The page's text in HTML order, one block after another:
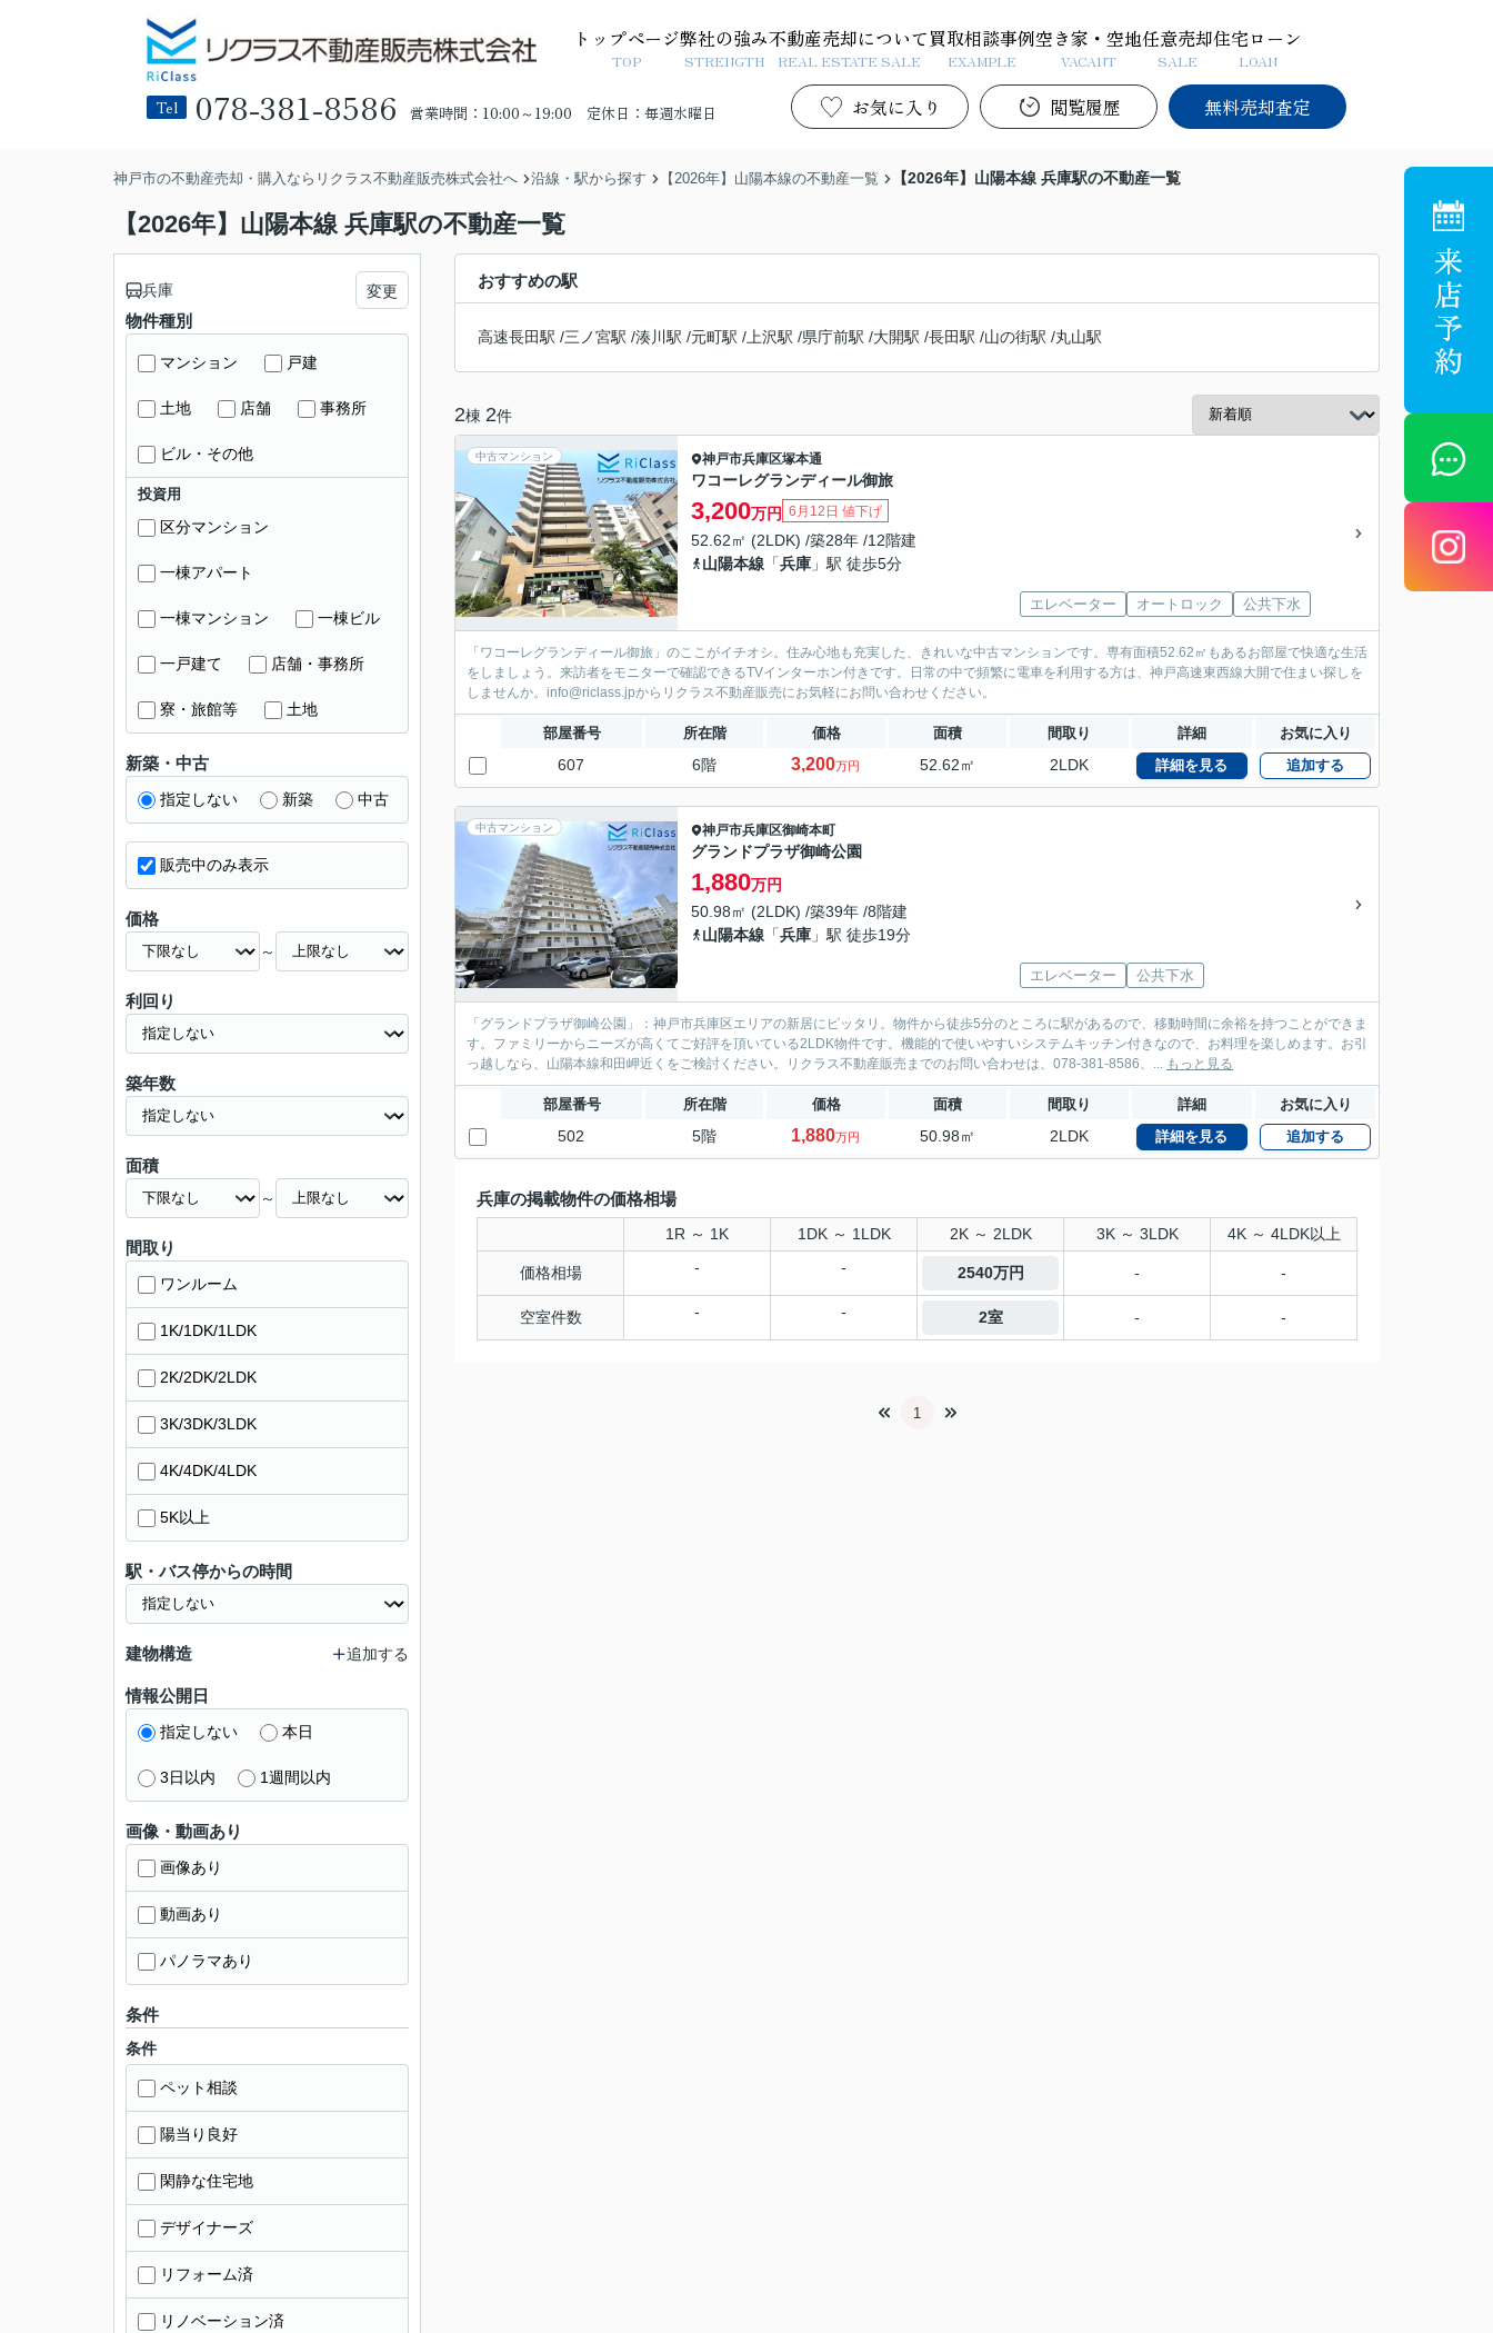
トップページ
TOP
弊社の強み
STRENGTH
不動産売却について
REAL ESTATE SALE
買取相談事例
EXAMPLE
空き家・空地
VACANT
任意売却
SALE
住宅ローン
LOAN
Tel 078-381-8586 営業時間：10:00～19:00 定休日：毎週水曜日 お気に入り 閲覧履歴 無料売却査定
神戸市の不動産売却・購入ならリクラス不動産販売株式会社へ 沿線・駅から探す 【2026年】山陽本線の不動産一覧 【2026年】山陽本線 兵庫駅の不動産一覧
【2026年】山陽本線 兵庫駅の不動産一覧
おすすめの駅
高速長田駅 /三ノ宮駅 /湊川駅 /元町駅 / 上沢駅 /県庁前駅 /大開駅 /長田駅 /山の街駅 /丸山駅
2棟 2件
中古マンション 神戸市兵庫区塚本通
ワコーレグランディール御旅
3,200万円 6月12日 値下げ
52.62㎡ (2LDK) /築28年 /12階建
山陽本線 「兵庫 」駅 徒歩5分
エレベーター オートロック 公共下水
「ワコーレグランディール御旅」のここがイチオシ。住み心地も充実した、きれいな中古マンションです。専有面積52.62㎡もあるお部屋で快適な生活
をしましょう。来訪者をモニターで確認できるTVインターホン付きです。日常の中で頻繁に電車を利用する方は、神戸高速東西線大開で住まい探しを
しませんか。info@riclass.jpからリクラス不動産販売にお気軽にお問い合わせください。
部屋番号 所在階 価格 面積 間取り 詳細 お気に入り
607 6階 3,200万円 52.62㎡ 2LDK 詳細を見る 追加する
中古マンション 神戸市兵庫区御崎本町
グランドプラザ御崎公園
1,880万円
50.98㎡ (2LDK) /築39年 /8階建
山陽本線 「兵庫 」駅 徒歩19分
エレベーター 公共下水
「グランドプラザ御崎公園」：神戸市兵庫区エリアの新居にピッタリ。物件から徒歩5分のところに駅があるので、移動時間に余裕を持つことができま
す。ファミリーからニーズが高くてご好評を頂いている2LDK物件です。機能的で使いやすいシステムキッチン付きなので、お料理を楽しめます。お引
っ越しなら、山陽本線和田岬近くをご検討ください。リクラス不動産販売までのお問い合わせは、078-381-8586、... もっと見る
部屋番号 所在階 価格 面積 間取り 詳細 お気に入り
502 5階 1,880万円 50.98㎡ 2LDK 詳細を見る 追加する
兵庫の掲載物件の価格相場
1R ～ 1K 1DK ～ 1LDK 2K ～ 2LDK 3K ～ 3LDK 4K ～ 4LDK以上
価格相場 - - 2540万円 - -
空室件数 - - 2室 - -
1
兵庫 変更
物件種別
マンション 戸建
土地 店舗 事務所
ビル・その他
投資用
区分マンション
一棟アパート
一棟マンション 一棟ビル
一戸建て 店舗・事務所
寮・旅館等 土地
新築・中古
指定しない 新築 中古
販売中のみ表示
価格
～
利回り
築年数
面積
～
間取り
ワンルーム
1K/1DK/1LDK
2K/2DK/2LDK
3K/3DK/3LDK
4K/4DK/4LDK
5K以上
駅・バス停からの時間
建物構造 追加する
情報公開日
指定しない 本日
3日以内 1週間以内
画像・動画あり
画像あり
動画あり
パノラマあり
条件
条件
ペット相談
陽当り良好
閑静な住宅地
デザイナーズ
リフォーム済
リノベーション済